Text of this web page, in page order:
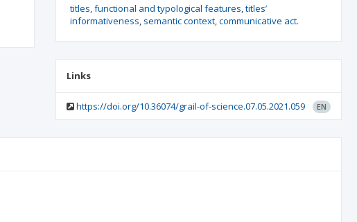
titles functional and typological features titles’
informativeness semantic context communicative act.
Links
https://doi.org/10.36074/grail-of-science.07.05.2021.059 EN